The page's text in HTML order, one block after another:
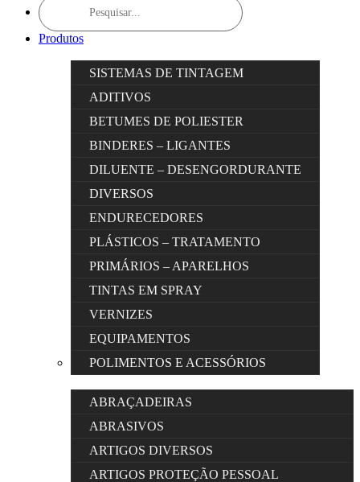
search
Produtos
SISTEMAS DE TINTAGEM
ADITIVOS
BETUMES DE POLIESTER
BINDERES – LIGANTES
DILUENTE – DESENGORDURANTE
DIVERSOS
ENDURECEDORES
PLÁSTICOS – TRATAMENTO
PRIMÁRIOS – APARELHOS
TINTAS EM SPRAY
VERNIZES
EQUIPAMENTOS
POLIMENTOS E ACESSÓRIOS
ABRAÇADEIRAS
ABRASIVOS
ARTIGOS DIVERSOS
ARTIGOS PROTEÇÃO PESSOAL